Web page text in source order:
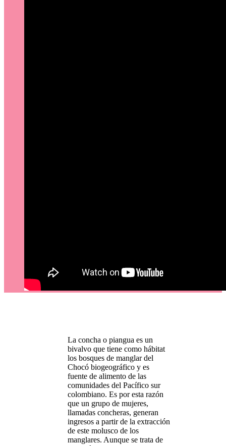
La concha o piangua es un
bivalvo que tiene como hábitat
los bosques de manglar del
Chocó biogeográfico y es
fuente de alimento de las
comunidades del Pacífico sur
colombiano. Es por esta razón
que un grupo de mujeres,
llamadas concheras, generan
ingresos a partir de la extracción
de este molusco de los
manglares. Aunque se trata de